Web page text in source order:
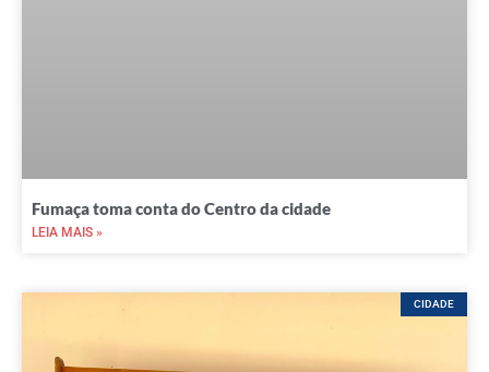
Fumaça toma conta do Centro da cidade
LEIA MAIS »
CIDADE